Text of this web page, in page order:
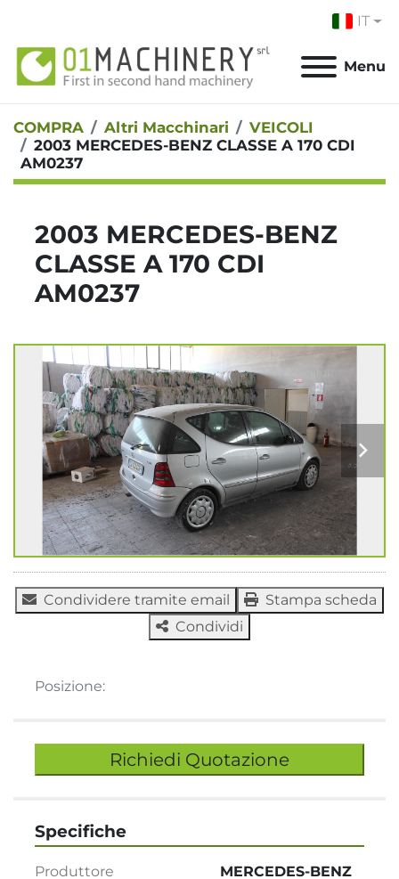
IT
Menu
COMPRA Altri Macchinari
VEICOLI
2003 MERCEDES-BENZ CLASSE A 170 CDI
AM0237
2003 MERCEDES-BENZ
CLASSE A 170 CDI
AM0237
Condividere tramite email
Stampa scheda
Condividi
Posizione:
Richiedi Quotazione
Specifiche
Produttore MERCEDES-BENZ